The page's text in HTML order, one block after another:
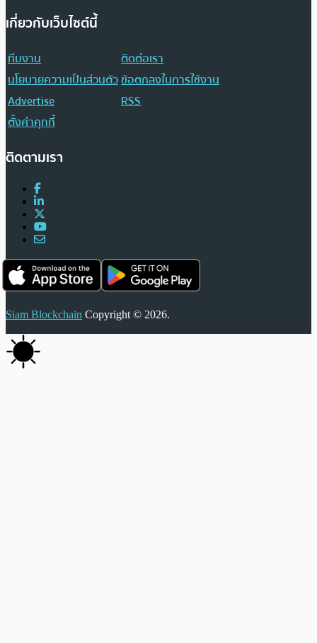
เกี่ยวกับเว็บไซต์นี้
ทีมงาน
ติดต่อเรา
นโยบายความเป็นส่วนตัวข้อตกลงในการใช้งาน
Advertise
RSS
ตั้งค่าคุกกี้
ติดตามเรา
Siam Blockchain Copyright © 2026.